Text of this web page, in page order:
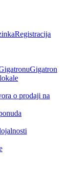
Registracija
Gigatron
o prodaji na